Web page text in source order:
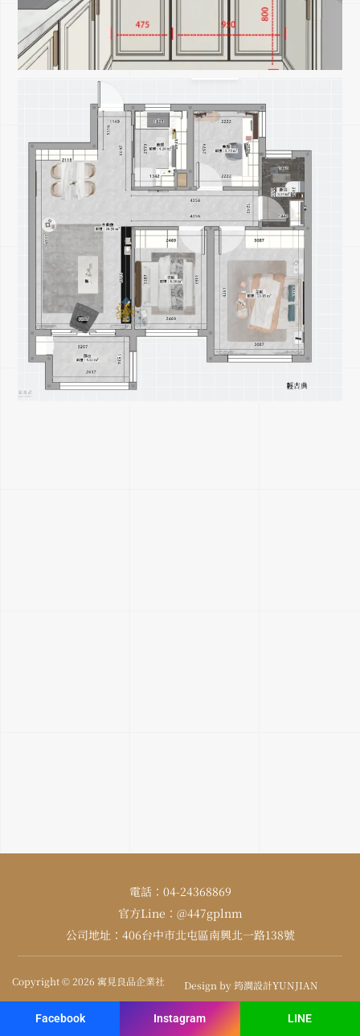
Facebook Instagram LINE
電話：04-24368869
官方Line：@447gplnm
公司地址：406台中市北屯區南興北一路138號
Copyright © 2026 寓見良品企業社 Design by 筠澗設計YUNJIAN